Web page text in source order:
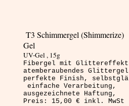
T3 Schimmergel(Shimmerize)
Gel
UV-Gel , 15g
Fibergel mit Glittereffekt
atemberaubendes Glittergel
perfekte Finish,
einfache Verarbeitung,
ausgezeichnete Haftung,
Preis: 15,00 € inkl. MwSt